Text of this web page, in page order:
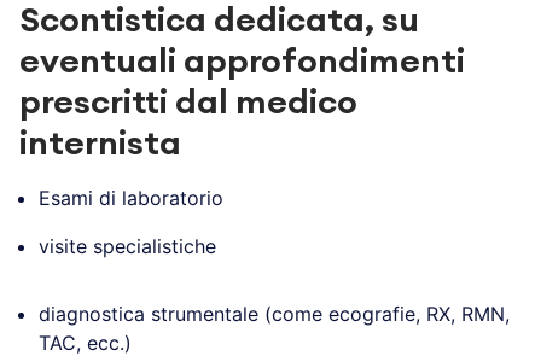
Scontistica dedicata, su
eventuali approfondimenti
prescritti dal medico
internista
Esami di laboratorio
visite specialistiche
diagnostica strumentale (come ecografie, RX, RMN,
TAC, ecc.)